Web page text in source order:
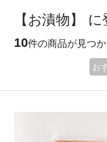
【お漬物】
10件の商品が見つ
お